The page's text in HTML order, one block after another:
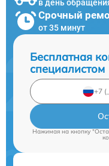
в день
Срочный
от 35 минут
Бесплатная
специалистом
Нажимая на кнопку